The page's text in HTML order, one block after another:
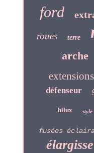
ford
roues terre
arche
extensions
défenseur
hilux style
fusées